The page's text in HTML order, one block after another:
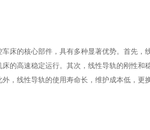
的核心部件，具有多种显著优势。首先，
的高速稳定运行。其次，线性导轨的刚性
，线性导轨的使用寿命长，维护成本低，更